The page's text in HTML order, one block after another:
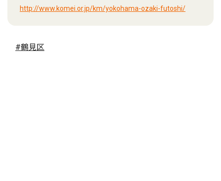
http://www.komei.or.jp/km/yokohama-ozaki-futoshi/
#鶴見区